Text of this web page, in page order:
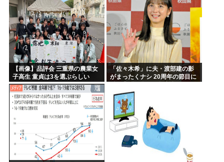
【画像】品評会 三重県の農業女
子高生 童貞は3を選ぶらしい
「佐々木希」に夫・渡部建の影
がまったくナシ 20周年の節目に